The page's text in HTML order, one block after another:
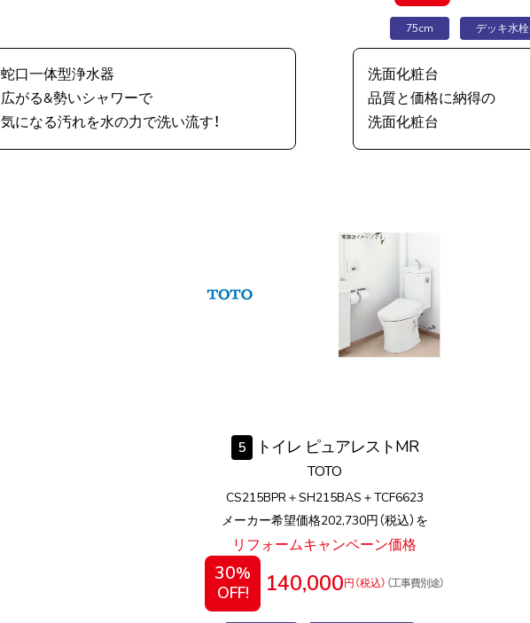
蛇口一体型浄水器
広がる&勢いシャワーで
気になる汚れを水の力で洗い流す！
75cm デッキ水栓
洗面化粧台
品質と価格に納得の
洗面化粧台
5 トイレ ピュアレストMR
TOTO
CS215BPR＋SH215BAS＋TCF6623
メーカー希望価格202,730円（税込）を
リフォームキャンペーン価格
30%
OFF!
140,000円（税込） （工事費別途）